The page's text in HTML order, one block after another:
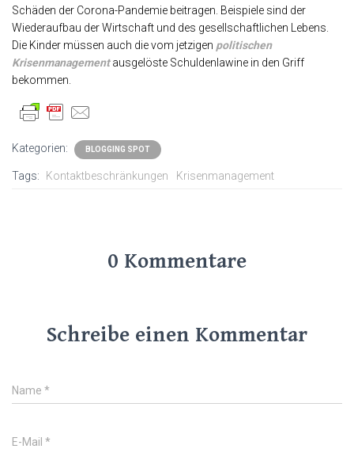
Schäden der Corona-Pandemie beitragen. Beispiele sind der
Wiederaufbau der Wirtschaft und des gesellschaftlichen Lebens.
Die Kinder müssen auch die vom jetzigen politischen
Krisenmanagementausgelöste Schuldenlawine in den Griff
bekommen.
Kategorien: BLOGGING SPOT
Tags: Kontaktbeschränkungen Krisenmanagement
0 Kommentare
Schreibe einen Kommentar
Name *
E-Mail *